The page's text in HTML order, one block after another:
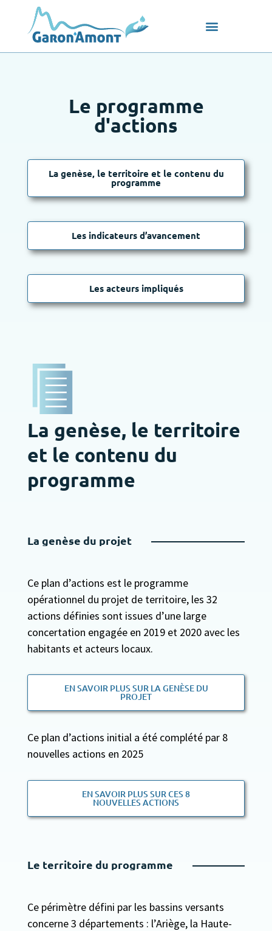
Le programme
d'actions
La genèse, le territoire et le contenu du
programme
Les indicateurs d’avancement
Les acteurs impliqués
La genèse, le territoire
et le contenu du
programme
La genèse du projet
Ce plan d’actions est le programme
opérationnel du projet de territoire, les 32
actions définies sont issues d’une large
concertation engagée en 2019 et 2020 avec les
habitants et acteurs locaux.
EN SAVOIR PLUS SUR LA GENÈSE DU
PROJET
Ce plan d’actions initial a été complété par 8
nouvelles actions en 2025
EN SAVOIR PLUS SUR CES 8
NOUVELLES ACTIONS
Le territoire du programme
Ce périmètre défini par les bassins versants
concerne 3 départements : l’Ariège, la Haute-